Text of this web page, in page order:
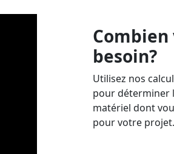
Combien
besoin?
Utilisez nos
pour déterminer
matériel dont
pour votre projet.